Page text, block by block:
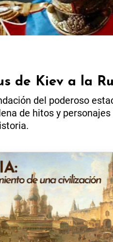
de Kiev a la
del poderoso
de hitos y